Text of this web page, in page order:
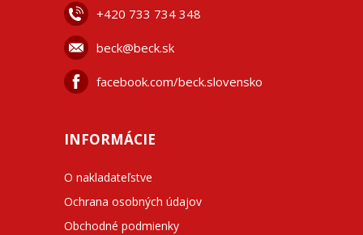
+420 733 734 348
beck@beck.sk
facebook.com/beck.slovensko
INFORMÁCIE
O nakladateľstve
Ochrana osobných údajov
Obchodné podmienky